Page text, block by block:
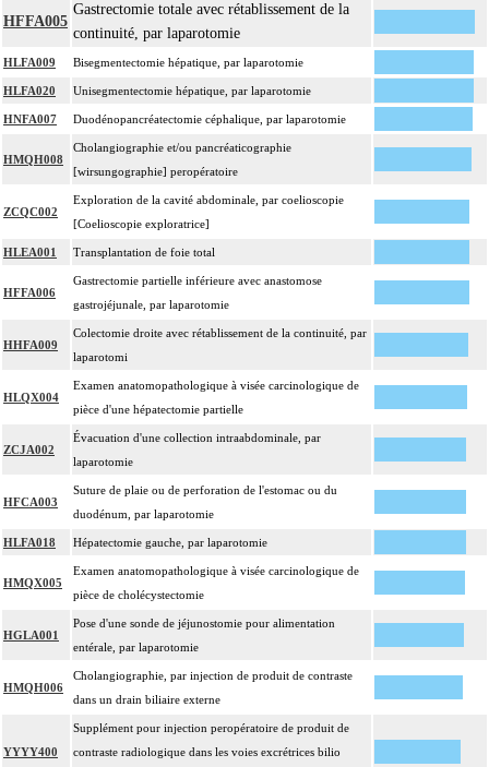
HFFA005
Gastrectomie totale avec rétablissement de la
continuité, par laparotomie
HLFA009 Bisegmentectomie hépatique, par laparotomie
HLFA020 Unisegmentectomie hépatique, par laparotomie
HNFA007 Duodénopancréatectomie céphalique, par laparotomie
HMQH008
Cholangiographie et/ou pancréaticographie
[wirsungographie] peropératoire
ZCQC002
Exploration de la cavité abdominale, par coelioscopie
[Coelioscopie exploratrice]
HLEA001 Transplantation de foie total
HFFA006
Gastrectomie partielle inférieure avec anastomose
gastrojéjunale, par laparotomie
HHFA009
Colectomie droite avec rétablissement de la continuité, par
laparotomi
HLQX004
Examen anatomopathologique à visée carcinologique de
pièce d'une hépatectomie partielle
ZCJA002
Évacuation d'une collection intraabdominale, par
laparotomie
HFCA003
Suture de plaie ou de perforation de l'estomac ou du
duodénum, par laparotomie
HLFA018 Hépatectomie gauche, par laparotomie
HMQX005
Examen anatomopathologique à visée carcinologique de
pièce de cholécystectomie
HGLA001
Pose d'une sonde de jéjunostomie pour alimentation
entérale, par laparotomie
HMQH006
Cholangiographie, par injection de produit de contraste
dans un drain biliaire externe
YYYY400
Supplément pour injection peropératoire de produit de
contraste radiologique dans les voies excrétrices bilio